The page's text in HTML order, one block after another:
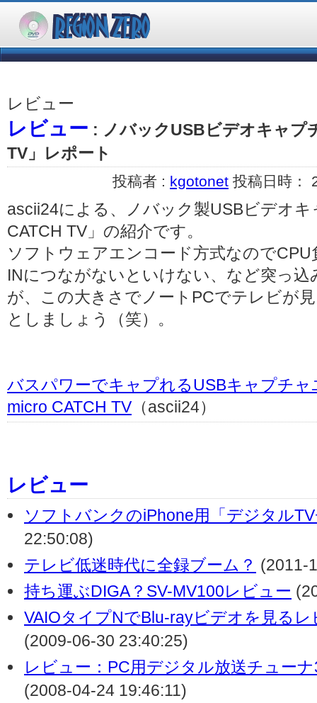
レビュー
レビュー : ノバックUSBビデオキャプ
TV」レポート
投稿者 : kgotonet 投稿日時：
ascii24による、ノバック製USBビデオ
CATCH TV」の紹介です。
ソフトウェアエンコード方式なので
INにつながないといけない、など突っ
が、この大きさでノートPCでテレビが
としましょう（笑）。
バスパワーでキャプれるUSBキャプチャ
micro CATCH TV （ascii24）
レビュー
ソフトバンクのiPhone用「デジタル
22:50:08)
テレビ低迷時代に全録ブーム？ (2011-
持ち運ぶDIGA？SV-MV100レビュー
VAIOタイプNでBlu-rayビデオを見る
(2009-06-30 23:40:25)
レビュー：PC用デジタル放送チュー
(2008-04-24 19:46:11)